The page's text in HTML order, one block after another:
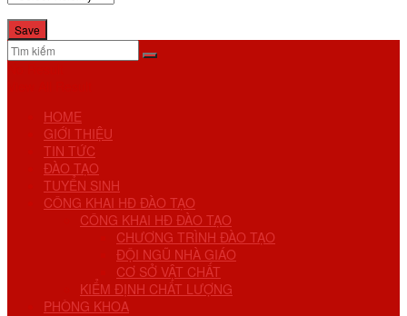
HOME
GIỚI THIỆU
TIN TỨC
ĐÀO TẠO
TUYỂN SINH
CÔNG KHAI HĐ ĐÀO TẠO
CÔNG KHAI HĐ ĐÀO TẠO
CHƯƠNG TRÌNH ĐÀO TẠO
ĐỘI NGŨ NHÀ GIÁO
CƠ SỞ VẬT CHẤT
KIỂM ĐỊNH CHẤT LƯỢNG
PHÒNG KHOA